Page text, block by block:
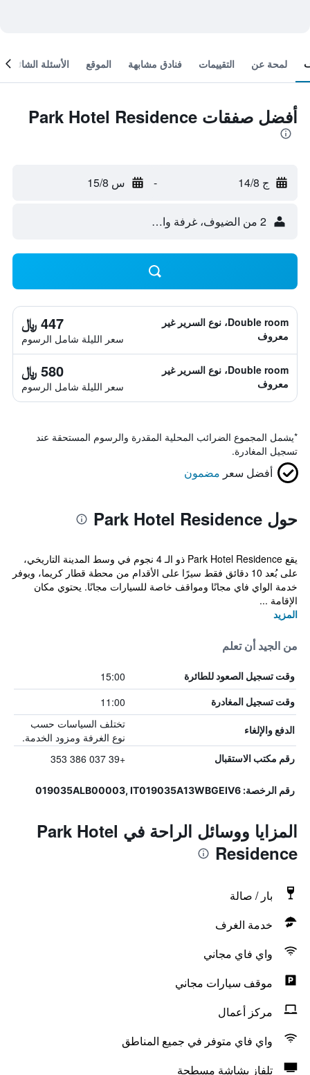
لمحة عن التقييمات فنادق مشابهة الموقع الأسئلة الشائعة
أفضل صفقات Park Hotel Residence
ج 14/8 - س 15/8
2 من الضيوف، غرفة واحدة
Double room، نوع السرير غير
معروف
447 ﷼
سعر الليلة شامل الرسوم
Double room، نوع السرير غير
معروف
580 ﷼
سعر الليلة شامل الرسوم
*يشمل المجموع الضرائب المحلية المقدرة والرسوم المستحقة عند
تسجيل المغادرة.
أفضل سعر مضمون
حول Park Hotel Residence
يقع Park Hotel Residence ذو الـ 4 نجوم في وسط المدينة التاريخي،
على بُعد 10 دقائق فقط سيرًا على الأقدام من محطة قطار كريما، ويوفر
خدمة الواي فاي مجانًا ومواقف خاصة للسيارات مجانًا. يحتوي مكان
الإقامة ...
المزيد
من الجيد أن تعلم
وقت تسجيل الصعود للطائرة 15:00
وقت تسجيل المغادرة 11:00
الدفع والإلغاء
تختلف السياسات حسب
نوع الغرفة ومزود الخدمة.
رقم مكتب الاستقبال +39 037 386 353
رقم الرخصة: 019035ALB00003, IT019035A13WBGEIV6
المزايا ووسائل الراحة في Park Hotel
Residence
بار / صالة
خدمة الغرف
واي فاي مجاني
موقف سيارات مجاني
مركز أعمال
واي فاي متوفر في جميع المناطق
تلفاز بشاشة مسطحة